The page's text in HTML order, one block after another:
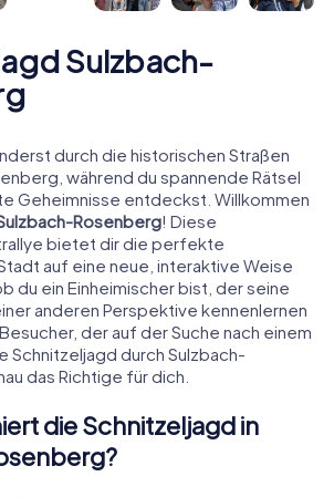
Sulzbach-
durch die historischen Straßen
während du spannende Rätsel
Geheimnisse entdeckst. Willkommen
Rosenberg! Diese
bietet dir die perfekte
auf eine neue, interaktive Weise
du ein Einheimischer bist, der seine
anderen Perspektive kennenlernen
der auf der Suche nach einem
Schnitzeljagd durch Sulzbach-
das Richtige für dich.
die Schnitzeljagd in